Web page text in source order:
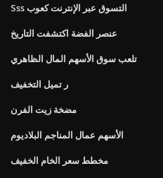
Sss التسوق عبر الإنترنت كعوب
عنصر الفضة اكتشفت التاريخ
تلعب سوق الأسهم المال الظاهري
ر تميل التخفيف
مضخة زيت الفرن
الأسهم عمال المناجم البلاديوم
مخطط سعر الخام الخفيف